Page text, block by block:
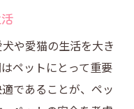
や愛猫の生活を大き
ペットにとって重要
であることが、ペッ